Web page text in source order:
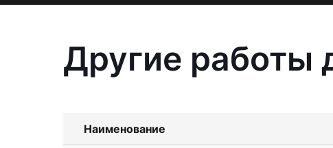
Другие работы
Наименование